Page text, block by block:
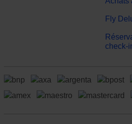
Fly
check-